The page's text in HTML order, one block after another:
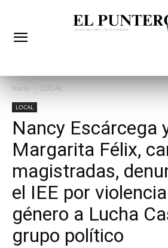
Inicio LOCAL
LOCAL
Nancy Escárcega
Margarita Félix,
magistradas,
el IEE por
género a Lucha
grupo político